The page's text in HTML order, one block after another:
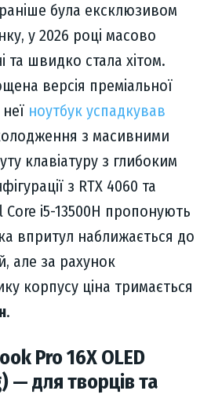
була ексклюзивом
у 2026 році масово
та швидко стала хітом.
версія преміальної
ноутбук успадкував
з масивними
клавіатуру з глибоким
з RTX 4060 та
i5-13500H пропонують
впритул наближається до
але за рахунок
корпусу ціна тримається
.
Pro 16X OLED
— для творців та